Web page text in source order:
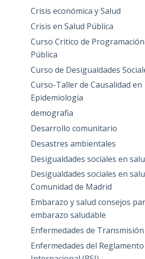
Crisis económica y Salud
Crisis en Salud Pública
Curso Critico de
Pública
Curso de Desigualdades
Curso-Taller de Causalidad en
Epidemiología
demografia
Desarrollo comunitario
Desastres ambientales
Desigualdades sociales en
Desigualdades sociales en
Comunidad de Madrid
Embarazo y salud consejos
embarazo saludable
Enfermedades de Transmisión
Enfermedades del